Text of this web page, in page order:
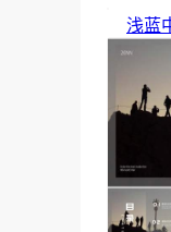
浅蓝